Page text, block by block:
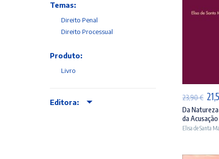
Temas:
Direito Penal
Direito Processual
Produto:
Livro
Editora:
23,90€ O
Da Natureza
da
Elisa de Santa